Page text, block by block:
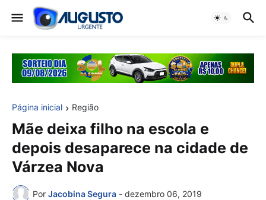
Página inicial Região
Mãe deixa filho na escola e
depois desaparece na cidade de
Várzea Nova
Por Jacobina Segura - dezembro 06, 2019